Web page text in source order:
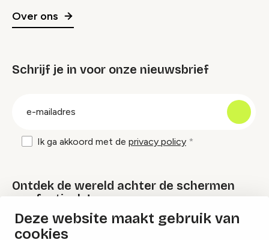
Deze website maakt gebruik van
cookies
Over ons
Schrijf je in voor onze nieuwsbrief
Ik ga akkoord met de privacy policy
Ontdek de wereld achter de schermen
van festivals!
Lees onze Festival Specials